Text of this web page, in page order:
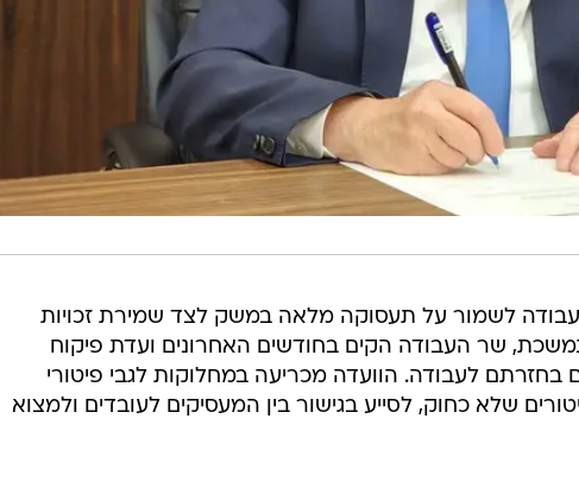
לשמור על תעסוקה מלאה במשק לצד שמירת זכויות
שר העבודה הקים בחודשים האחרונים ועדת פיקוח
בחזרתם לעבודה. הוועדה מכריעה במחלוקות לגבי פיטורי
שלא כחוק, לסייע בגישור בין המעסיקים לעובדים ולמצוא